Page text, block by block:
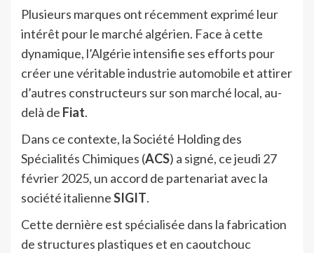
Plusieurs marques ont récemment exprimé leur
intérêt pour le marché algérien. Face à cette
dynamique, l’Algérie intensifie ses efforts pour
créer une véritable industrie automobile et attirer
d’autres constructeurs sur son marché local, au-
delà de Fiat.
Dans ce contexte, la Société Holding des
Spécialités Chimiques (ACS) a signé, ce jeudi 27
février 2025, un accord de partenariat avec la
société italienneSIGIT.
Cette dernière est spécialisée dans la fabrication
de structures plastiques et en caoutchouc